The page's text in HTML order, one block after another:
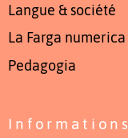
Langue & société
La Farga numerica
Pedagogia
Informations